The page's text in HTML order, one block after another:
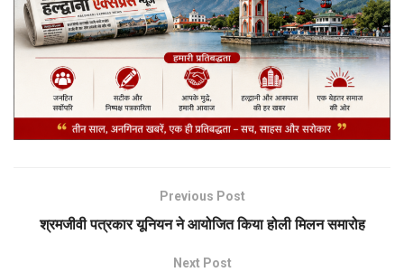
Previous Post
श्रमजीवी पत्रकार यूनियन ने आयोजित किया होली मिलन समारोह
Next Post